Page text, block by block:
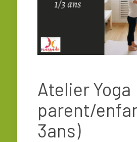
Atelier Yoga
parent/
3ans)